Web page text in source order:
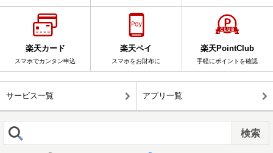
楽天カード
スマホでカンタン申込
楽天ペイ
スマホをお財布に
楽天PointClub
手軽にポイントを確認
サービス一覧 アプリ一覧